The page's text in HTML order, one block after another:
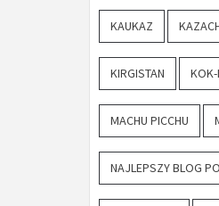
KAUKAZ
KIRGISTAN
MACHU PICCHU
NAJLEPSZY BLOG